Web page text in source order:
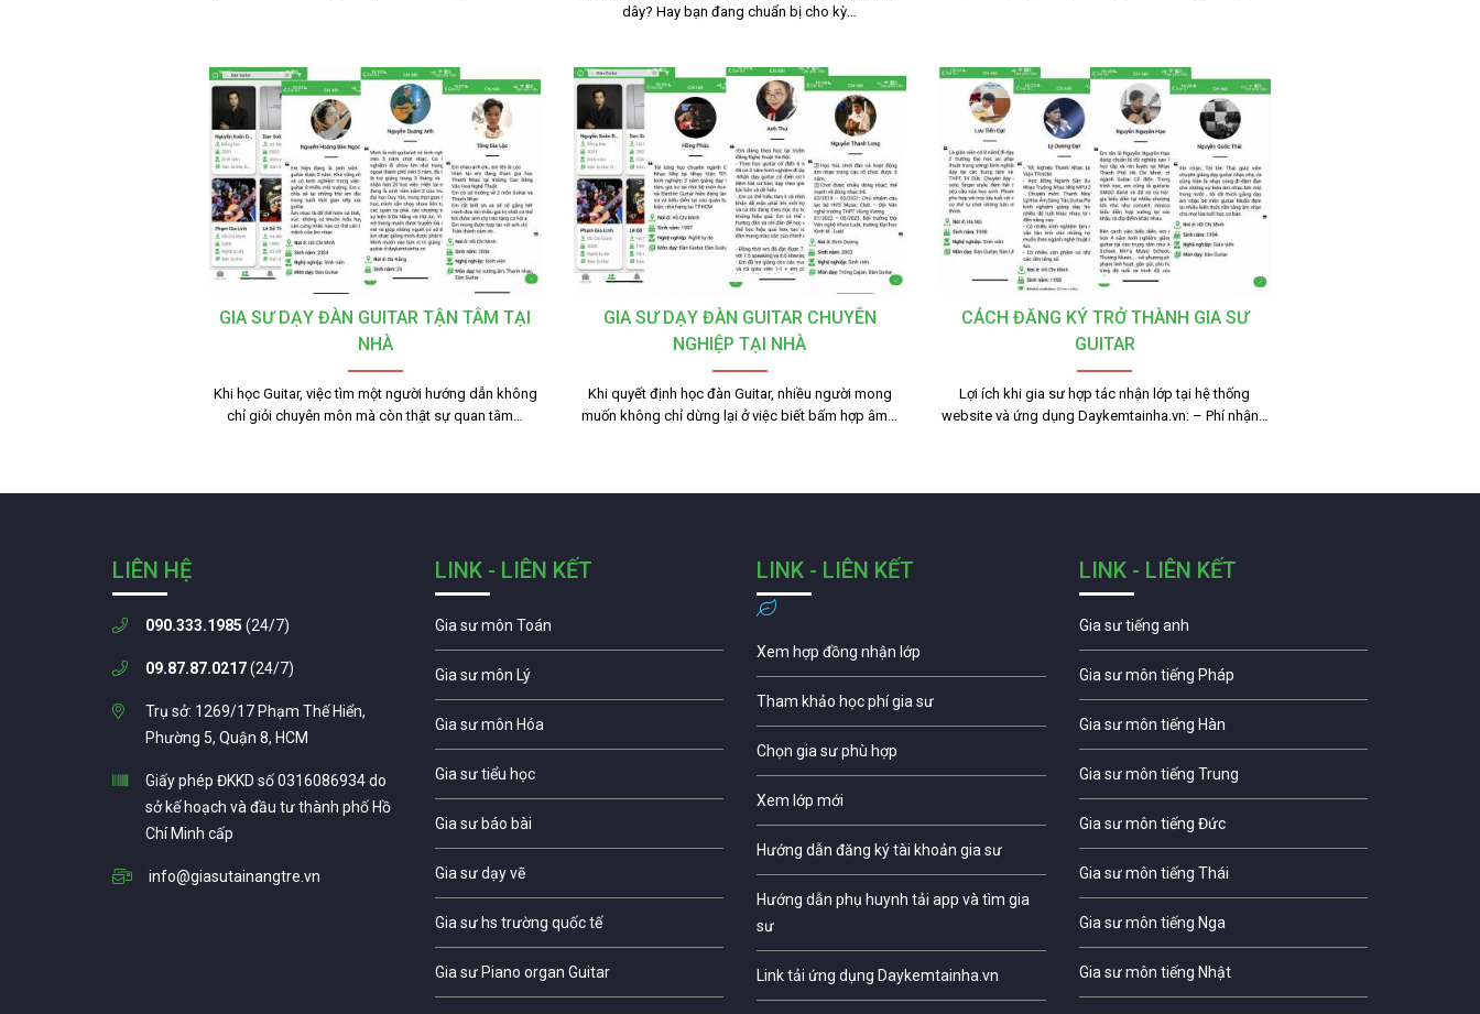
dây? Hay bạn đang chuẩn bị cho kỳ…
GIA SƯ DẠY ĐÀN GUITAR TẬN TÂM TẠI
NHÀ
Khi học Guitar, việc tìm một người hướng dẫn không
chỉ giỏi chuyên môn mà còn thật sự quan tâm…
GIA SƯ DẠY ĐÀN GUITAR CHUYÊN
NGHIỆP TẠI NHÀ
Khi quyết định học đàn Guitar, nhiều người mong
muốn không chỉ dừng lại ở việc biết bấm hợp âm…
CÁCH ĐĂNG KÝ TRỞ THÀNH GIA SƯ
GUITAR
Lợi ích khi gia sư hợp tác nhận lớp tại hệ thống
website và ứng dụng Daykemtainha.vn: – Phí nhận…
LIÊN HỆ
090.333.1985 (24/7)
09.87.87.0217(24/7)
Trụ sở: 1269/17 Phạm Thế Hiển,
Phường 5, Quận 8, HCM
Giấy phép ĐKKD số 0316086934 do
sở kế hoạch và đầu tư thành phố Hồ
Chí Minh cấp
info@giasutainangtre.vn
LINK - LIÊN KẾT
Gia sư môn Toán
Gia sư môn Lý
Gia sư môn Hóa
Gia sư tiểu học
Gia sư báo bài
Gia sư dạy vẽ
Gia sư hs trường quốc tế
Gia sư Piano organ Guitar
LINK - LIÊN KẾT
Xem hợp đồng nhận lớp
Tham khảo học phí gia sư
Chọn gia sư phù hợp
Xem lớp mới
Hướng dẫn đăng ký tài khoản gia sư
Hướng dẫn phụ huynh tải app và tìm gia
sư
Link tải ứng dụng Daykemtainha.vn
LINK - LIÊN KẾT
Gia sư tiếng anh
Gia sư môn tiếng Pháp
Gia sư môn tiếng Hàn
Gia sư môn tiếng Trung
Gia sư môn tiếng Đức
Gia sư môn tiếng Thái
Gia sư môn tiếng Nga
Gia sư môn tiếng Nhật